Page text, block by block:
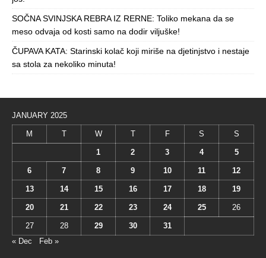
SOČNA SVINJSKA REBRA IZ RERNE: Toliko mekana da se
meso odvaja od kosti samo na dodir viljuške!
ČUPAVA KATA: Starinski kolač koji miriše na djetinjstvo i nestaje
sa stola za nekoliko minuta!
JANUARY 2025
M T W T F S S
1 2 3 4 5
6 7 8 9 10 11 12
13 14 15 16 17 18 19
20 21 22 23 24 25 26
27 28 29 30
31
« Dec
Feb »